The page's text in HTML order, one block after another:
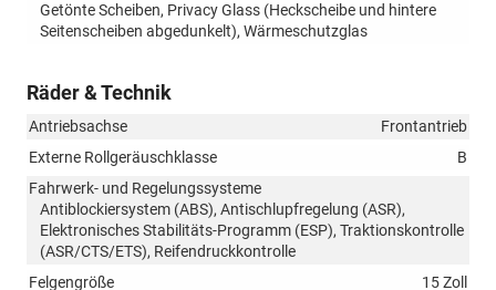
Getönte Scheiben, Privacy Glass (Heckscheibe und hintere
Seitenscheiben abgedunkelt), Wärmeschutzglas
Räder & Technik
Antriebsachse
Frontantrieb
Externe Rollgeräuschklasse
B
Fahrwerk- und Regelungssysteme
Antiblockiersystem (ABS), Antischlupfregelung (ASR),
Elektronisches Stabilitäts-Programm (ESP), Traktionskontrolle
(ASR/CTS/ETS), Reifendruckkontrolle
Felgengröße
15 Zoll